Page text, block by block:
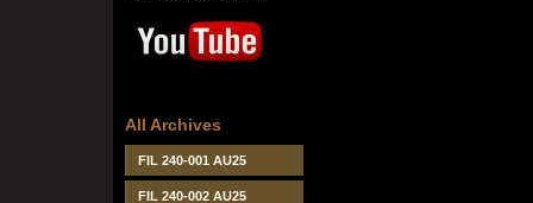
All Archives
FIL 240-001 AU25
FIL 240-002 AU25